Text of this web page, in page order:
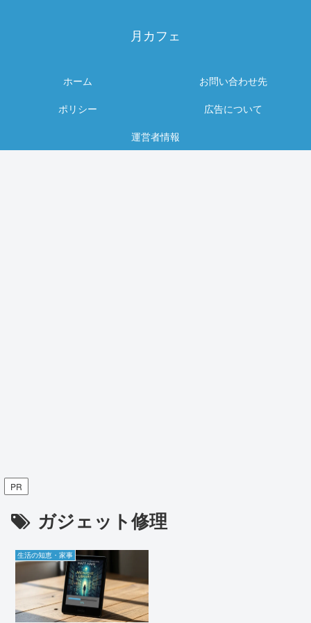
月カフェ
ホーム
お問い合わせ先
ポリシー
広告について
運営者情報
PR
ガジェット修理
生活の知恵・家事